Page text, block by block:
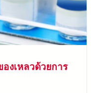
งเหลวด้วยการ